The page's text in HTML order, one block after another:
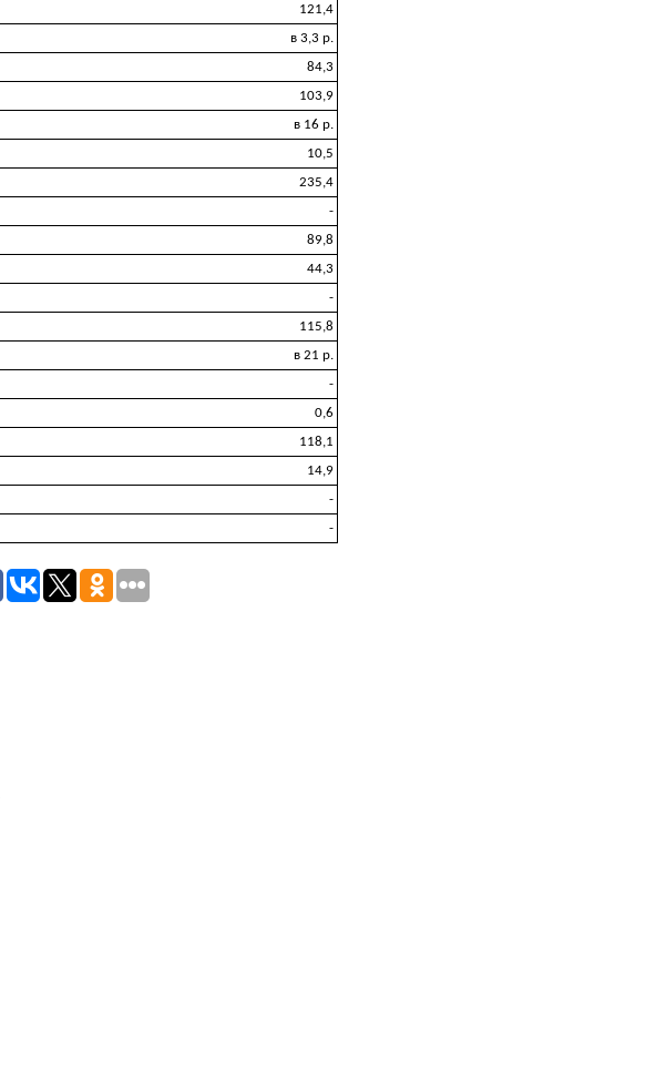
121,4
в 3,3 р.
84,3
103,9
в 16 р.
10,5
235,4
-
89,8
44,3
-
115,8
в 21 р.
-
0,6
118,1
14,9
-
-